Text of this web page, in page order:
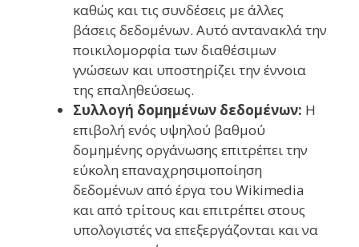
καθώς και τις συνδέσεις με άλλες
βάσεις δεδομένων. Αυτό αντανακλά την
ποικιλομορφία των διαθέσιμων
γνώσεων και υποστηρίζει την έννοια
της επαληθεύσεως.
Συλλογή δομημένων δεδομένων: Η
επιβολή ενός υψηλού βαθμού
δομημένης οργάνωσης επιτρέπει την
εύκολη επαναχρησιμοποίηση
δεδομένων από έργα του Wikimedia
και από τρίτους και επιτρέπει στους
υπολογιστές να επεξεργάζονται και να